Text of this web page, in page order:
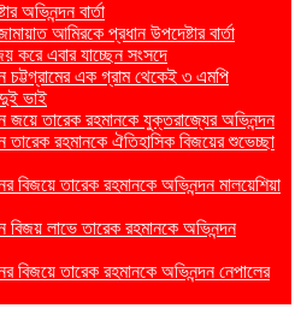
অভিনন্দন বার্তা
আমিরকে প্রধান উপদেষ্টার বার্তা
করে এবার যাচ্ছেন সংসদে
চট্টগ্রামের এক গ্রাম থেকেই ৩ এমপি
ভাই
জয়ে তারেক রহমানকে যুক্তরাজ্যের অভিনন্দন
তারেক রহমানকে ঐতিহাসিক বিজয়ের শুভেচ্ছা
বিজয়ে তারেক রহমানকে অভিনন্দন মালয়েশিয়া
বিজয় লাভে তারেক রহমানকে অভিনন্দন
বিজয়ে তারেক রহমানকে অভিনন্দন নেপালের